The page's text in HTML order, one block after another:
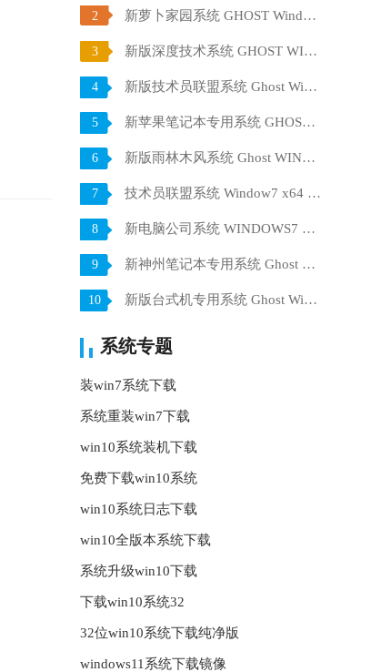
2 新萝卜家园系统 GHOST Windows10 X64 SP1 稳定装机版 V2021.07
3 新版深度技术系统 GHOST WIN10 X64 SP1 通用旗舰版 V2021.07
4 新版技术员联盟系统 Ghost Win10 X64 稳定装机版 V2021.07
5 新苹果笔记本专用系统 GHOST Window7 86 官方稳定版 V2021.07
6 新版雨林木风系统 Ghost WINDOWS7 X32位 SP1 快速装机版 V2021.07
7 技术员联盟系统 Window7 x64 旗舰版原版ISO下载 V2021.07
8 新电脑公司系统 WINDOWS7 X32位 装机旗舰版下载 V2021.07
9 新神州笔记本专用系统 Ghost win7 x64 装机稳定版 V2021.07
10 新版台式机专用系统 Ghost Win10 32位 旗舰版 V2021.07
系统专题
装win7系统下载
系统重装win7下载
win10系统装机下载
免费下载win10系统
win10系统日志下载
win10全版本系统下载
系统升级win10下载
下载win10系统32
32位win10系统下载纯净版
windows11系统下载镜像